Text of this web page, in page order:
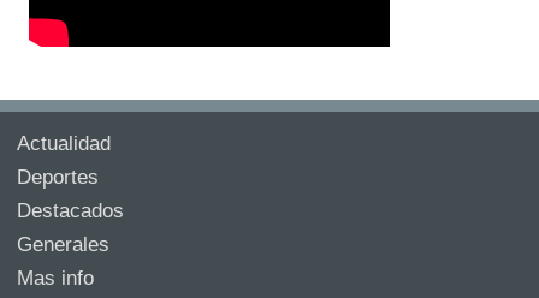
Actualidad
Deportes
Destacados
Generales
Mas info